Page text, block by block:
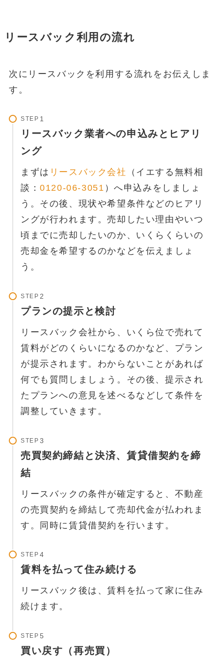
リースバック利用の流れ
次にリースバックを利用する流れをお伝えしま
す。
STEP
リースバック業者への申込みとヒアリ
ング
まずは リースバック会社
（イエする無料相
談：0120-06-3051 ）へ申込みをしましょ
う。その後、現状や希望条件などのヒアリ
ングが行われます。売却したい理由やいつ
頃までに売却したいのか、いくらくらいの
売却金を希望するのかなどを伝えましょ
う。
STEP
プランの提示と検討
リースバック会社から、いくら位で売れて
賃料がどのくらいになるのかなど、プラン
が提示されます。わからないことがあれば
何でも質問しましょう。その後、提示され
たプランへの意見を述べるなどして条件を
調整していきます。
STEP
売買契約締結と決済、賃貸借契約を締
結
リースバックの条件が確定すると、不動産
の売買契約を締結して売却代金が払われま
す。同時に賃貸借契約を行います。
STEP
賃料を払って住み続ける
リースバック後は、賃料を払って家に住み
続けます。
STEP
買い戻す（再売買）